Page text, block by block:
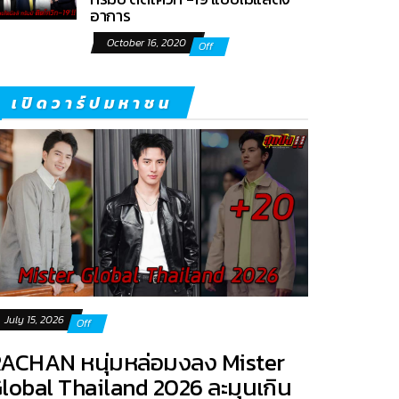
อาการ
October 16, 2020 Off
เปิดวาร์ปมหาชน
July 15, 2026 Off
หนุ่มหล่อมงลง Mister
Thailand 2026 ละมุนเกิน